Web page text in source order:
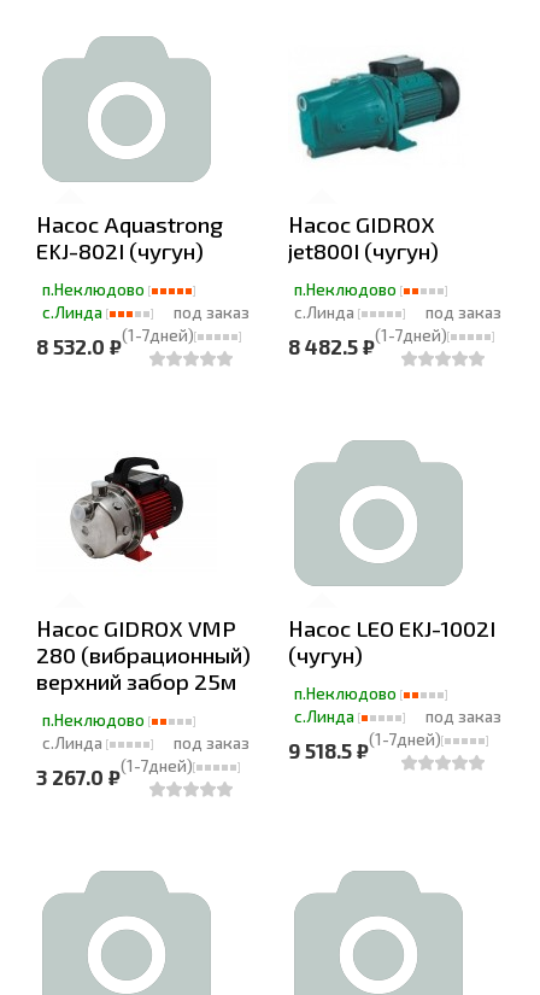
Насос Aquastrong
EKJ-802I (чугун)
п.Неклюдово
с.Линда
под заказ
(1-7дней)
8 532.0 ₽
Насос GIDROX
jet800I (чугун)
п.Неклюдово
с.Линда
под заказ
(1-7дней)
8 482.5 ₽
Насос GIDROX VMP
280 (вибрационный)
верхний забор 25м
п.Неклюдово
с.Линда
под заказ
(1-7дней)
3 267.0 ₽
Насос LEO EKJ-1002I
(чугун)
п.Неклюдово
с.Линда
под заказ
(1-7дней)
9 518.5 ₽